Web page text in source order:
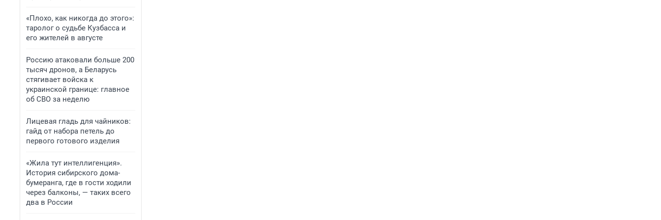
«Плохо, как никогда до этого»:
таролог о судьбе Кузбасса и
его жителей в августе
Россию атаковали больше 200
тысяч дронов, а Беларусь
стягивает войска к
украинской границе: главное
об СВО за неделю
Лицевая гладь для чайников:
гайд от набора петель до
первого готового изделия
«Жила тут интеллигенция».
История сибирского дома-
бумеранга, где в гости ходили
через балконы, — таких всего
два в России